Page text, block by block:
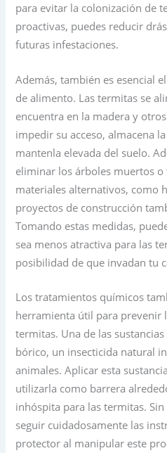
para evitar la colonización de
proactivas, puedes reducir
futuras infestaciones.
Además, también es esencial
de alimento. Las termitas se
encuentra en la madera y
impedir su acceso, almacena
mantenla elevada del suelo.
eliminar los árboles muertos
materiales alternativos, como
proyectos de construcción
Tomando estas medidas,
sea menos atractiva para las
posibilidad de que invadan tu
Los tratamientos químicos
herramienta útil para prevenir
termitas. Una de las
bórico, un insecticida natural
animales. Aplicar esta
utilizarla como barrera
inhóspita para las termitas.
seguir cuidadosamente las
protector al manipular este